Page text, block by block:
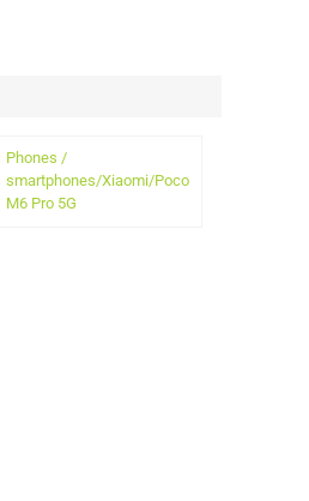
Phones /
smartphones/Xiaomi/Poco
M6 Pro 5G